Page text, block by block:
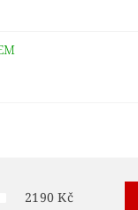
ZELDA™
2190 Kč